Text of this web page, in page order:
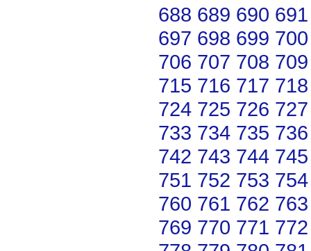
688 689 690 691
697 698 699 700
706 707 708 709
715 716 717 718
724 725 726 727
733 734 735 736
742 743 744 745
751 752 753 754
760 761 762 763
769 770 771 772